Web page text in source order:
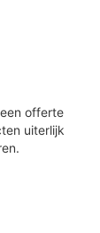
offerte
uiterlijk